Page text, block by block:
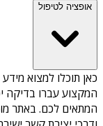
אופציה לטיפול
כאן תוכלו למצוא מידע
המקצוע עברו בדיקה
המתאים לכם. באתר